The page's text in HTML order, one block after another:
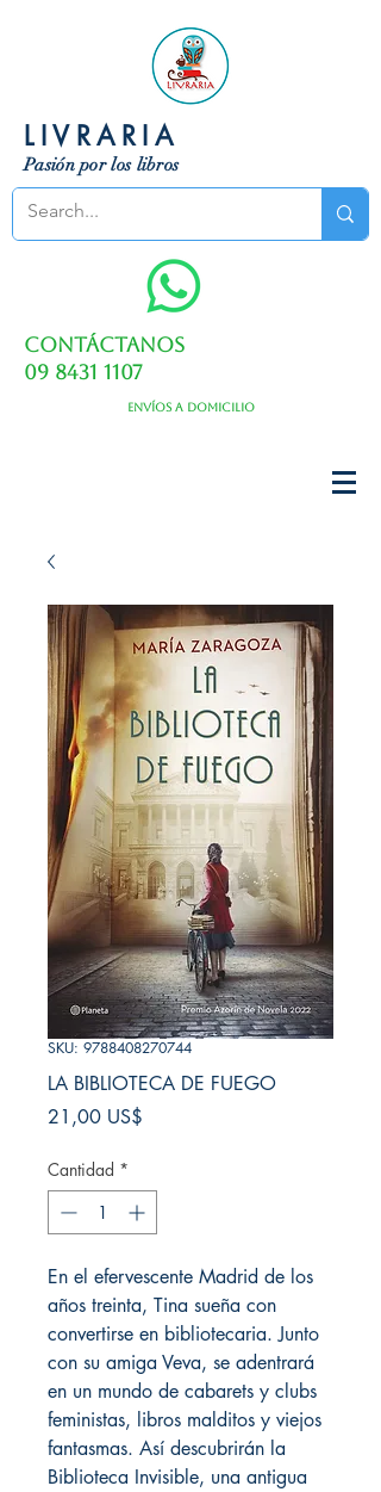
LIVRARIA
Pasión por los libros
Contáctanos
09 8431 1107
Envíos a domicilio
SKU: 9788408270744
LA BIBLIOTECA DE FUEGO
21,00 US$
Cantidad *
En el efervescente Madrid de los
años treinta, Tina sueña con
convertirse en bibliotecaria. Junto
con su amiga Veva, se adentrará
en un mundo de cabarets y clubs
feministas, libros malditos y viejos
fantasmas. Así descubrirán la
Biblioteca Invisible, una antigua